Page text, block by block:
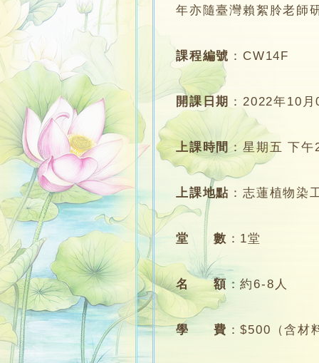
年亦隨臺灣賴絮朎老師
課程編號 ： CW14F
開課日期 ：2022年10月
上課時間：星期五 下
上課地點 ：志蓮植物染
堂 數 ： 1堂
名 額 ：約6-8人
學 費 ：$500（含材